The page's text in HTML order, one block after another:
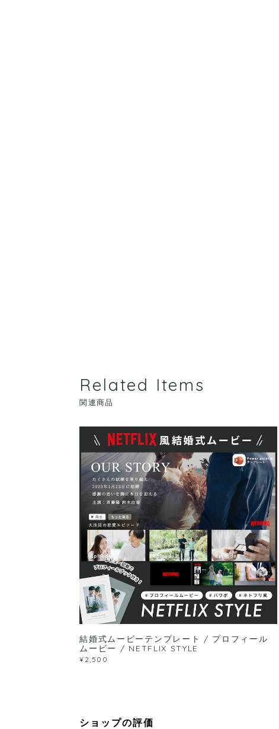
Related Items
関連商品
結婚式ムービーテンプレート / プロフィール
ムービー / NETFLIX STYLE
¥2,500
ショップの評価